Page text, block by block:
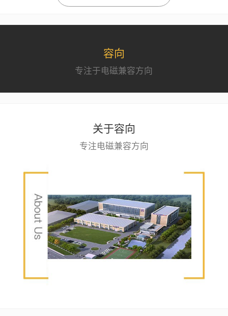
容向
专注于电磁兼容方向
关于容向
专注电磁兼容方向